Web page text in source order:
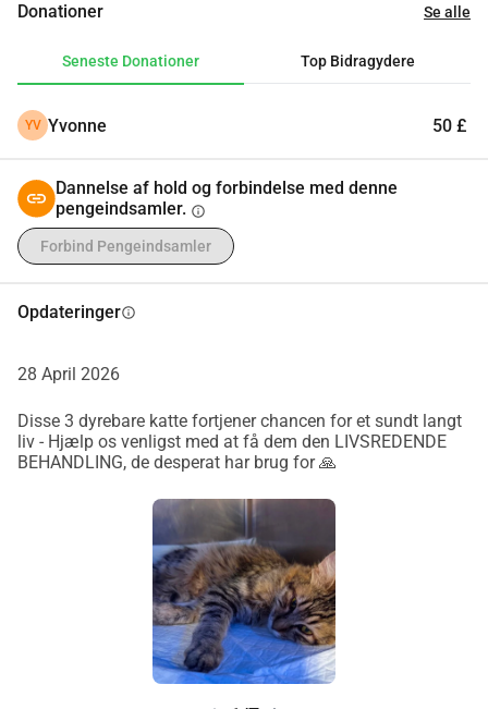
omkostninger og give dem en kampchance.Hver donation
Selv at dele denne indsamling hjælper mere, end du
Donationer Se alle
Seneste Donationer Top Bidragydere
YV Yvonne 50 £
Dannelse af hold og forbindelse med denne
pengeindsamler. info
Forbind Pengeindsamler
Opdateringerinfo
28 April 2026
Disse 3 dyrebare katte fortjener chancen for et sundt langt
liv - Hjælp os venligst med at få dem den LIVSREDENDE
BEHANDLING, de desperat har brug for 🙏